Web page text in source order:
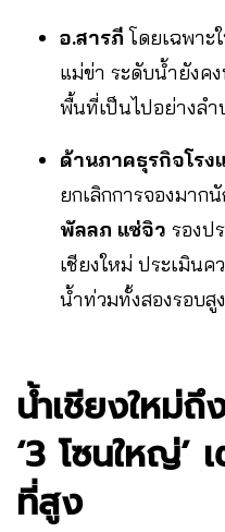
อ.สารภี โดยเฉพาะ
แม่ข่า ระดับน้ำยังค
พื้นที่เป็นไปอย่างลำ
ด้านภาคธุรกิจโรง
ยกเลิกการจองมาก
พัลลภ แซ่จิว รองป
เชียงใหม่ ประเมิน
น้ำท่วมทั้งสองรอบสู
น้ำเชียงใหม่
‘3 โซนใหญ่’
ที่สูง